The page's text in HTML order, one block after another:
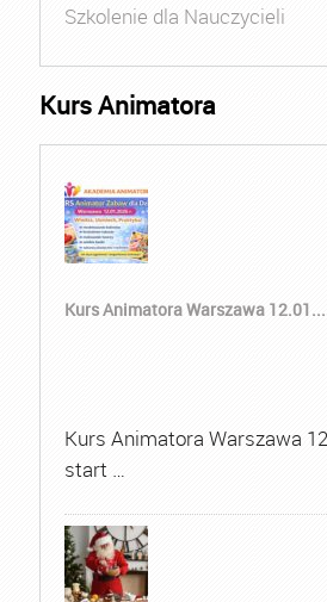
Szkolenie dla Nauczycieli
Kurs Animatora
Kurs Animatora Warszawa
Kurs Animatora Warszawa
start …